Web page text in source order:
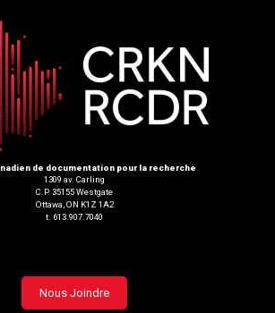
de documentation pour la recherche
1309 av. Carling
C.P. 35155 Westgate
Ottawa, ON K1Z 1A2
t. 613.907.7040
FooterNous Joindre